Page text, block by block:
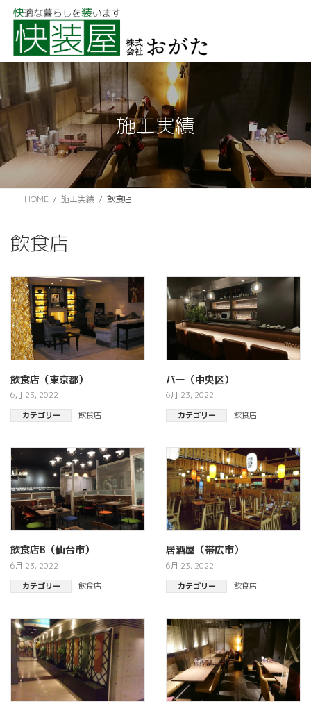
ツ
ス
キ
プ
シ
ン
に
動
施工実績
HOME 施工実績 飲食店
飲食店
飲食店（東京都）
6月 23, 2022
カテゴリー
飲食店
バー（中央区）
6月 23, 2022
カテゴリー
飲食店
飲食店B（仙台市）
6月 23, 2022
カテゴリー
飲食店
居酒屋（帯広市）
6月 23, 2022
カテゴリー
飲食店